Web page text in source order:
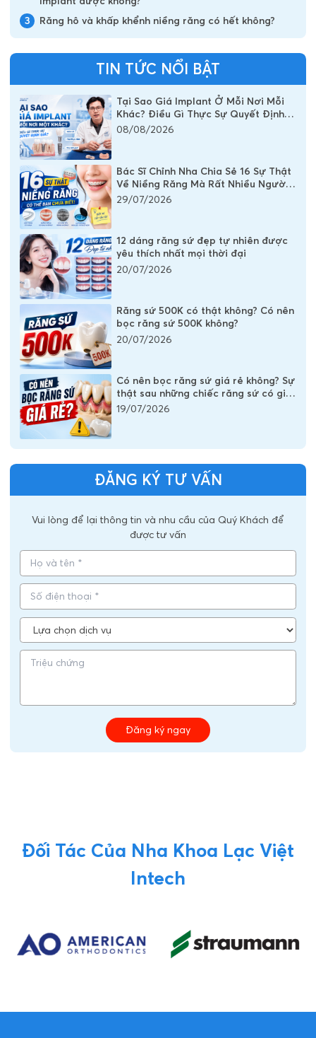
3
Răng hô và khấp khểnh niềng răng có hết không?
TIN TỨC NỔI BẬT
Tại Sao Giá Implant Ở Mỗi Nơi Mỗi
Khác? Điều Gì Thực Sự Quyết Định
Chi Phí Một Chiếc Răng Implant
08/08/2026
Bác Sĩ Chỉnh Nha Chia Sẻ 16 Sự Thật
Về Niềng Răng Mà Rất Nhiều Người
Vẫn Đang Hiểu Sai
29/07/2026
12 dáng răng sứ đẹp tự nhiên được
yêu thích nhất mọi thời đại
20/07/2026
Răng sứ 500K có thật không? Có nên
bọc răng sứ 500K không?
20/07/2026
Có nên bọc răng sứ giá rẻ không? Sự
thật sau những chiếc răng sứ có giá
vài trăm nghìn
19/07/2026
ĐĂNG KÝ TƯ VẤN
Vui lòng để lại thông tin và nhu cầu của Quý Khách để
được tư vấn
Đăng ký ngay
Đối Tác Của Nha Khoa Lạc Việt
Intech